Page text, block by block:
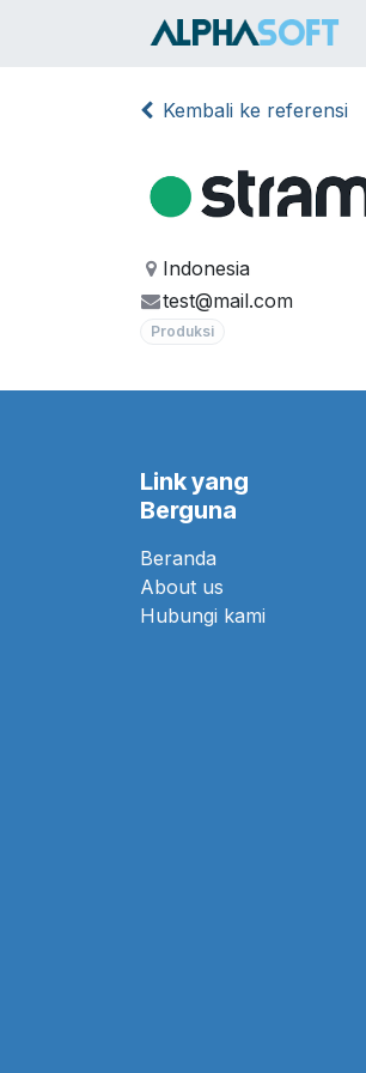
Kembali ke referensi
Indonesia
test@mail.com
Produksi
Link yang
Berguna
Beranda
About us
Hubungi kami